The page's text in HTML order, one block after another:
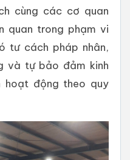
cùng các cơ quan
quan trong phạm vi
tư cách pháp nhân,
và tự bảo đảm kinh
hoạt động theo quy